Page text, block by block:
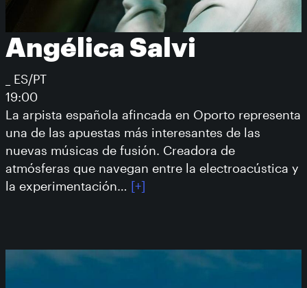
Angélica Salvi
_ ES/PT
19:00
La arpista española afincada en Oporto representa
una de las apuestas más interesantes de las
nuevas músicas de fusión. Creadora de
atmósferas que navegan entre la electroacústica y
la experimentación… [+]